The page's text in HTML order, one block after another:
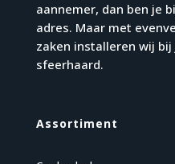
aannemer, dan ben je
adres. Maar met
zaken installeren wij
sfeerhaard.
Assortiment